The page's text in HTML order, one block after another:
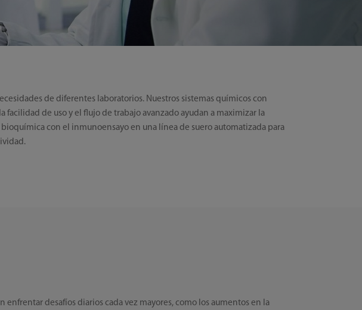
de diferentes laboratorios. Nuestros sistemas químicos con
facilidad de uso y el flujo de trabajo avanzado ayudan a maximizar la
con el inmunoensayo en una línea de suero automatizada para
desafíos diarios cada vez mayores, como los aumentos en la